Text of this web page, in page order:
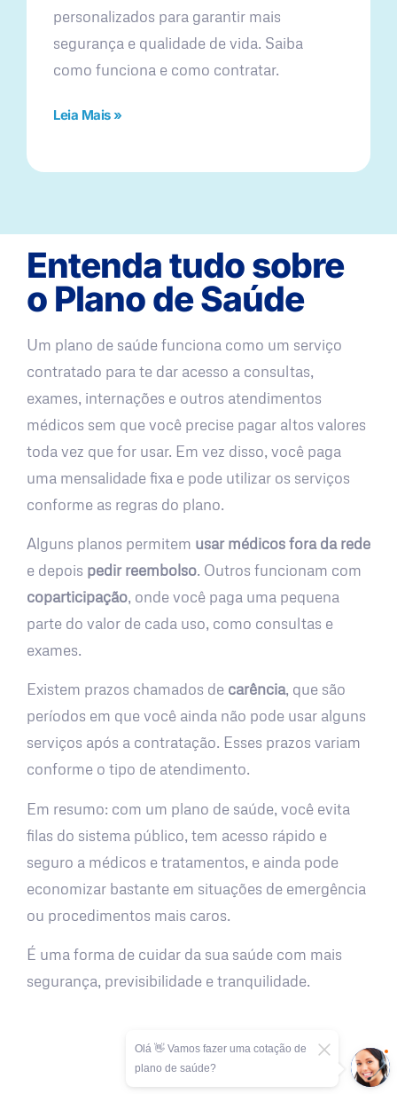
personalizados para garantir mais
segurança e qualidade de vida. Saiba
como funciona e como contratar.
Leia Mais »
Entenda tudo sobre
o Plano de Saúde
Um plano de saúde funciona como um serviço
contratado para te dar acesso a consultas,
exames, internações e outros atendimentos
médicos sem que você precise pagar altos valores
toda vez que for usar. Em vez disso, você paga
uma mensalidade fixa e pode utilizar os serviços
conforme as regras do plano.
Alguns planos permitem usar médicos fora da rede
e depois pedir reembolso. Outros funcionam com
coparticipação, onde você paga uma pequena
parte do valor de cada uso, como consultas e
exames.
Existem prazos chamados de carência, que são
períodos em que você ainda não pode usar alguns
serviços após a contratação. Esses prazos variam
conforme o tipo de atendimento.
Em resumo: com um plano de saúde, você evita
filas do sistema público, tem acesso rápido e
seguro a médicos e tratamentos, e ainda pode
economizar bastante em situações de emergência
ou procedimentos mais caros.
É uma forma de cuidar da sua saúde com mais
segurança, previsibilidade e tranquilidade.
Olá 👋 Vamos fazer uma cotação de
plano de saúde?